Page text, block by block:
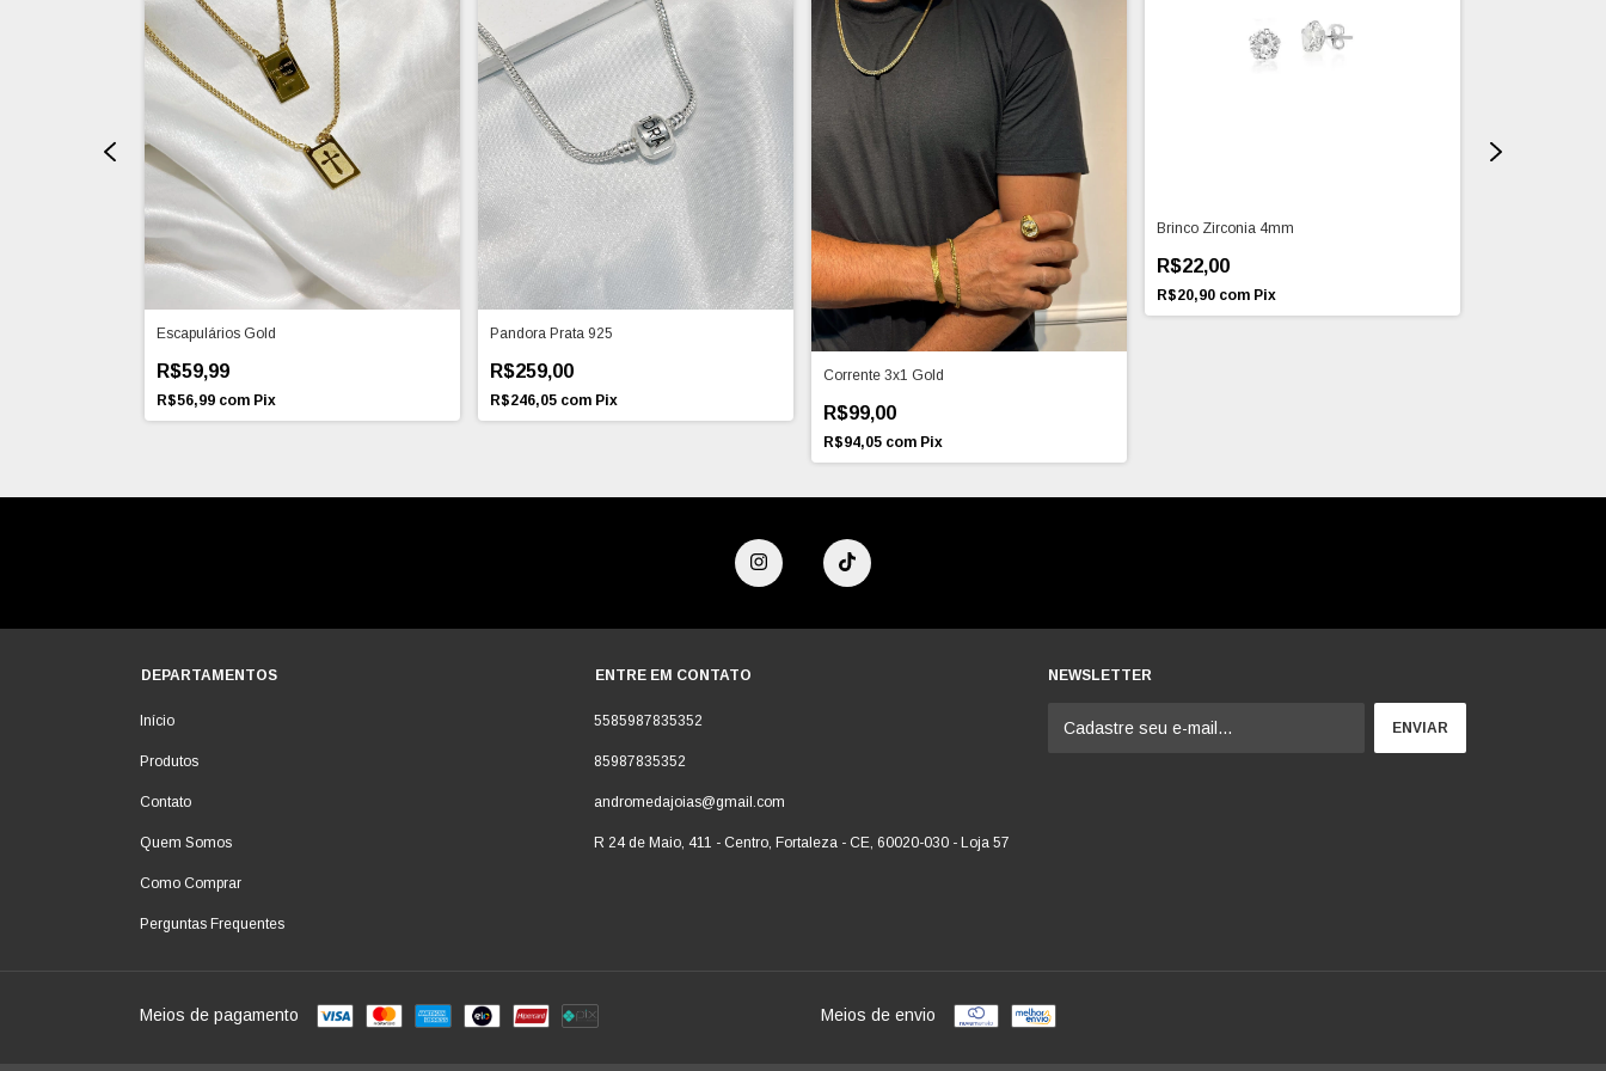
Escapulários Gold
R$59,99
R$56,99 com Pix
Pandora Prata 925
R$259,00
R$246,05 com Pix
Corrente 3x1 Gold
R$99,00
R$94,05 com Pix
Brinco Zirconia 4mm
R$22,00
R$20,90 com Pix
DEPARTAMENTOS
Início
Produtos
Contato
Quem Somos
Como Comprar
Perguntas Frequentes
ENTRE EM CONTATO
5585987835352
85987835352
andromedajoias@gmail.com
R 24 de Maio, 411 - Centro, Fortaleza - CE, 60020-030 - Loja 57
NEWSLETTER
Meios de pagamento Meios de envio